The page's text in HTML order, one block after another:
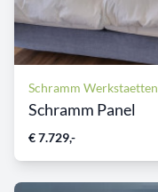
Schramm Werkstaetten
Schramm Panel
€ 7.729,-